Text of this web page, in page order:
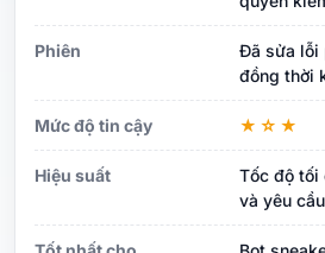
Phiên
Đã sửa lỗi
đồng thời
Mức độ tin cậy ★☆★
Hiệu suất
Tốc độ tối
và yêu